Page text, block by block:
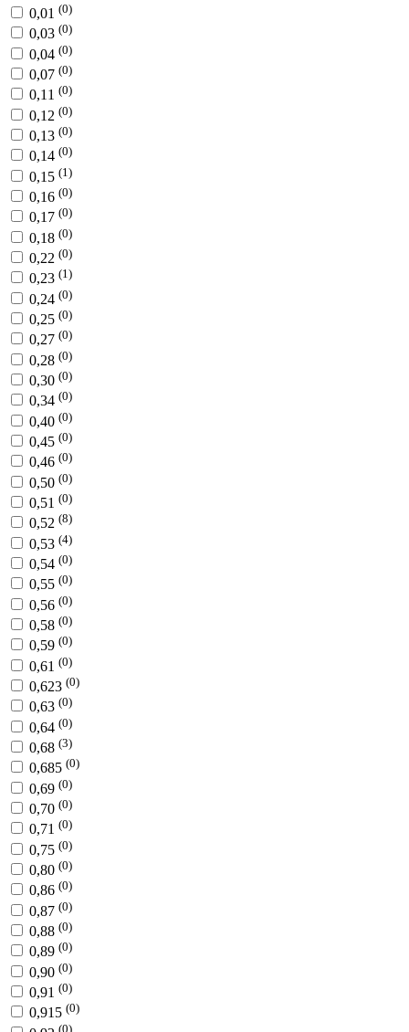
0,01 (0)
0,03 (0)
0,04 (0)
0,07 (0)
0,11 (0)
0,12 (0)
0,13 (0)
0,14 (0)
0,15 (1)
0,16 (0)
0,17 (0)
0,18 (0)
0,22 (0)
0,23 (1)
0,24 (0)
0,25 (0)
0,27 (0)
0,28 (0)
0,30 (0)
0,34 (0)
0,40 (0)
0,45 (0)
0,46 (0)
0,50 (0)
0,51 (0)
0,52 (8)
0,53 (4)
0,54 (0)
0,55 (0)
0,56 (0)
0,58 (0)
0,59 (0)
0,61 (0)
0,623 (0)
0,63 (0)
0,64 (0)
0,68 (3)
0,685 (0)
0,69 (0)
0,70 (0)
0,71 (0)
0,75 (0)
0,80 (0)
0,86 (0)
0,87 (0)
0,88 (0)
0,89 (0)
0,90 (0)
0,91 (0)
0,915 (0)
(0)